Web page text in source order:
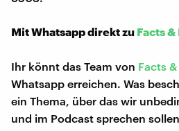
Mit Whatsapp direkt zu Facts
Ihr könnt das Team von Facts
Whatsapp erreichen. Was
ein Thema, über das wir
und im Podcast sprechen